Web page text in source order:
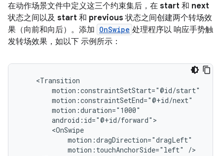
在动作场景文件中定义这三个约束集后，在 start 和 next
状态之间以及 start 和 previous 状态之间创建两个转场效
果（向前和向后）。添加 OnSwipe 处理程序以 响应手势触
发转场效果，如以下 示例所示：
motion:touchAnchorSide="left"